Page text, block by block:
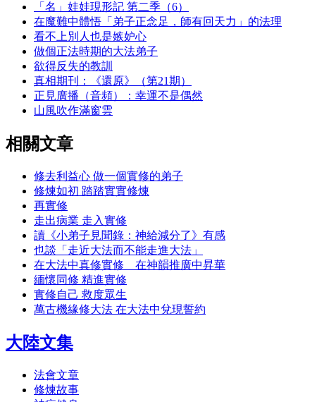
「名」娃娃現形記 第二季（6）
在魔難中體悟「弟子正念足，師有回天力」的法理
看不上別人也是嫉妒心
做個正法時期的大法弟子
欲得反失的教訓
真相期刊：《還原》（第21期）
正見廣播（音頻）：幸運不是偶然
山風吹作滿窗雲
相關文章
修去利益心 做一個實修的弟子
修煉如初 踏踏實實修煉
再實修
走出病業 走入實修
讀《小弟子見聞錄：神給減分了》有感
也談「走近大法而不能走進大法」
在大法中真修實修 在神韻推廣中昇華
緬懷同修 精進實修
實修自己 救度眾生
萬古機緣修大法 在大法中兌現誓約
大陸文集
法會文章
修煉故事